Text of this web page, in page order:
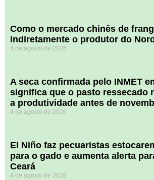
​Como o mercado chinês de
indiretamente o produtor do
4 de agosto de 2026
A seca confirmada pelo INMET
significa que o pasto ressecado
a produtividade antes de
4 de agosto de 2026
El Niño faz pecuaristas
para o gado e aumenta alerta
Ceará
4 de agosto de 2026